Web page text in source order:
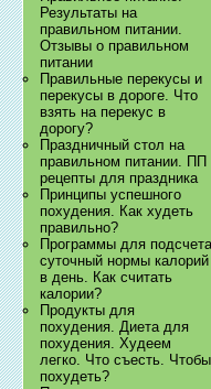
Результаты на
правильном питании.
Отзывы о правильном
питании
Правильные перекусы и
перекусы в дороге. Что
взять на перекус в
дорогу?
Праздничный стол на
правильном питании. ПП
рецепты для праздника
Принципы успешного
похудения. Как худеть
правильно?
Программы для
суточный нормы калорий
в день. Как считать
калории?
Продукты для
похудения. Диета для
похудения. Худеем
легко. Что съесть. Чтобы
похудеть?